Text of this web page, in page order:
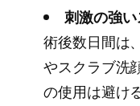
刺激の強
術後数日間は
やスクラブ洗
の使用は避け